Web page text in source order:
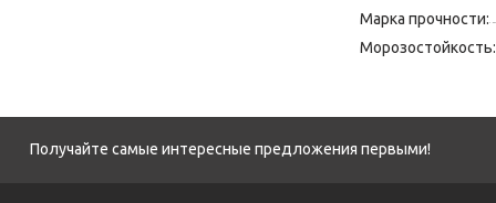
Марка прочности:
Морозостойкость:
Получайте самые интересные предложения первыми!